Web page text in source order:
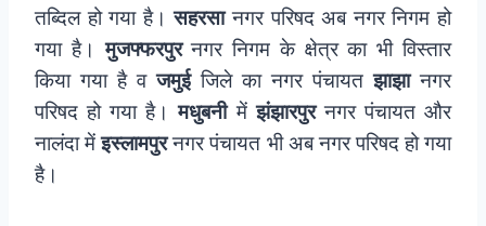
तब्दिल हो गया है।सहरसानगर परिषद अब नगर निगम हो
गया है।मुजफ्फरपुरनगर निगम के क्षेत्र का भी विस्तार
किया गया है वजमुईजिले का नगर पंचायतझाझानगर
परिषद हो गया है।मधुबनीमेंझंझारपुरनगर पंचायत और
नालंदा मेंइस्लामपुरनगर पंचायत भी अब नगर परिषद हो गया
है।